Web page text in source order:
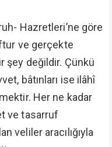
Hazretleri’ne göre
ve gerçekte
şey değildir. Çünkü
bâtınları ise ilâhî
Her ne kadar
ve tasarruf
veliler aracılığıyla